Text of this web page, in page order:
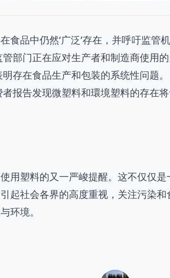
食品中仍然’广泛’存在，并呼吁监管
部门正在应对生产者和制造商使用
存在食品生产和包装的系统性问题
报告发现微塑料和環境塑料的存在
用塑料的又一严峻提醒。这不仅仅
起社会各界的高度重视，关注污染
环境。